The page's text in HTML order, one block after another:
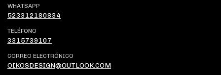
WHATSAPP
523312180834
TELÉFONO
3315739107
CORREO ELECTRÓNICO
OIKOSDESIGN@OUTLOOK.COM